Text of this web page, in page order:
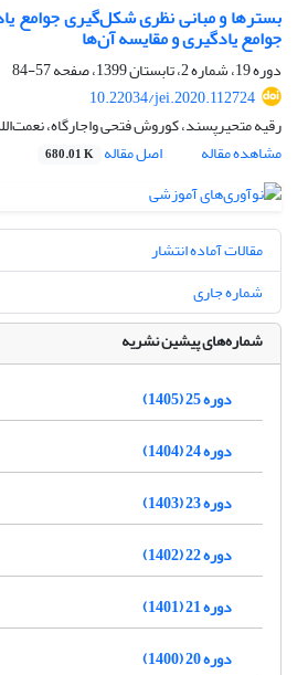
بسترها و مبانی نظری شکل‌گیری جوامع
جوامع یادگیری و مقایسه آن‌ها
دوره 19، شماره 2، تابستان 1399، صفحه
57-84
10.22034/jei.2020.112724
رقیه متحیرپسند، کوروش فتحی واجارگاه،
مشاهده مقاله
اصل مقاله 680.01 K
مقالات آماده انتشار
شماره جاری
شماره‌های پیشین نشریه
دوره 25 (1405)
دوره 24 (1404)
دوره 23 (1403)
دوره 22 (1402)
دوره 21 (1401)
دوره 20 (1400)